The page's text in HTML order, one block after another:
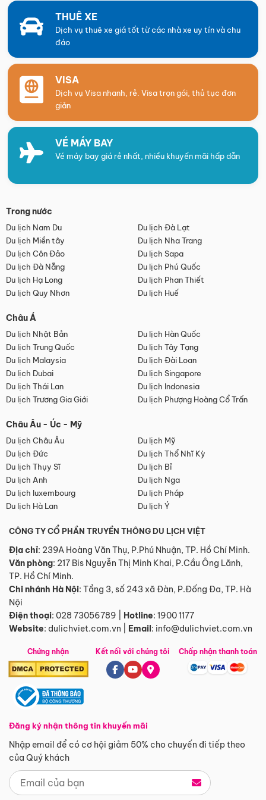
THUÊ XE
Dịch vụ thuê xe giá tốt từ các nhà xe uy tín và chu
đáo
VISA
Dịch vụ Visa nhanh, rẻ. Visa trọn gói, thủ tục đơn
giản
VÉ MÁY BAY
Vé máy bay giá rẻ nhất, nhiều khuyến mãi hấp dẫn
Trong nước
Du lịch Nam Du
Du lịch Đà Lạt
Du lịch Miền tây
Du lịch Nha Trang
Du lịch Côn Đảo
Du lịch Sapa
Du lịch Đà Nẵng
Du lịch Phú Quốc
Du lịch Hạ Long
Du lịch Phan Thiết
Du lịch Quy Nhơn
Du lịch Huế
Châu Á
Du lịch Nhật Bản
Du lịch Hàn Quốc
Du lịch Trung Quốc
Du lịch Tây Tạng
Du lịch Malaysia
Du lịch Đài Loan
Du lịch Dubai
Du lịch Singapore
Du lịch Thái Lan
Du lịch Indonesia
Du lịch Trương Gia Giới
Du lịch Phượng Hoàng Cổ Trấn
Châu Âu - Úc - Mỹ
Du lịch Châu Âu
Du lịch Mỹ
Du lịch Đức
Du lịch Thổ Nhĩ Kỳ
Du lịch Thụy Sĩ
Du lịch Bỉ
Du lịch Anh
Du lịch Nga
Du lịch luxembourg
Du lịch Pháp
Du lịch Hà Lan
Du lịch Ý
CÔNG TY CỔ PHẦN TRUYỀN THÔNG DU LỊCH VIỆT
Địa chỉ: 239A Hoàng Văn Thụ, P.Phú Nhuận, TP. Hồ Chí Minh.
Văn phòng: 217 Bis Nguyễn Thị Minh Khai, P.Cầu Ông Lãnh,
TP. Hồ Chí Minh.
Chi nhánh Hà Nội: Tầng 3, số 243 xã Đàn, P.Đống Đa, TP. Hà
Nội
Điện thoại: 028 73056789 Hotline: 1900 1177
Website: dulichviet.com.vn Email: info@dulichviet.com.vn
Chứng nhận
Đăng ký nhận thông tin khuyến mãi
Nhập email để có cơ hội giảm 50% cho chuyến đi tiếp theo
của Quý khách
Kết nối với chúng tôi Chấp nhận thanh toán